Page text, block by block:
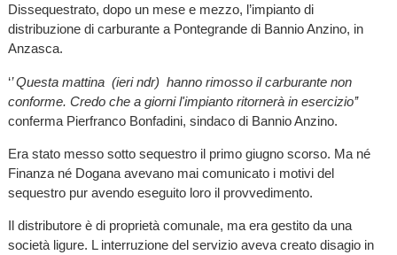
Dissequestrato, dopo un mese e mezzo, l’impianto di
distribuzione di carburante a Pontegrande di Bannio Anzino, in
Anzasca.
‘’ Questa mattina (ieri ndr) hanno rimosso il carburante non
conforme. Credo che a giorni l'impianto ritornerà in esercizio’’
conferma Pierfranco Bonfadini, sindaco di Bannio Anzino.
Era stato messo sotto sequestro il primo giugno scorso. Ma né
Finanza né Dogana avevano mai comunicato i motivi del
sequestro pur avendo eseguito loro il provvedimento.
Il distributore è di proprietà comunale, ma era gestito da una
società ligure. L interruzione del servizio aveva creato disagio in